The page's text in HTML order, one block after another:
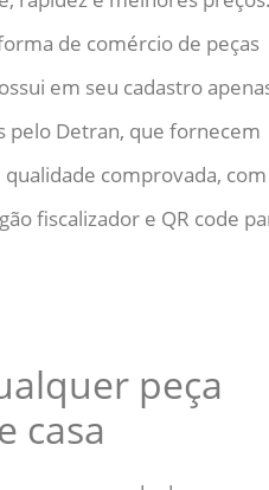
de comércio de peças
em seu cadastro
pelo Detran, que fornecem
comprovada, com
fiscalizador e QR code
peça
casa